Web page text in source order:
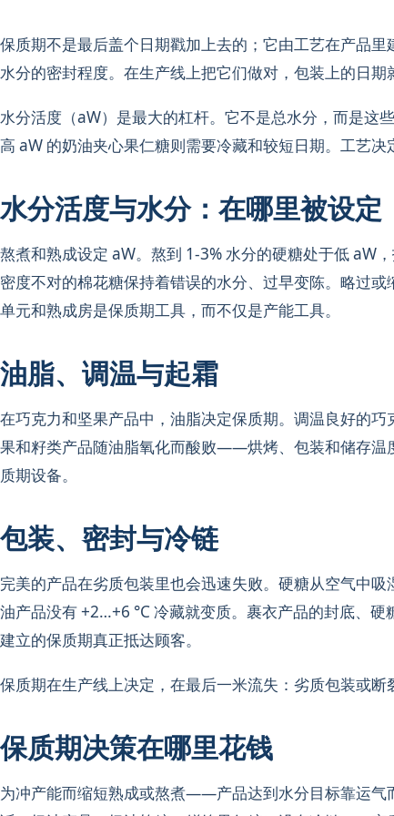
保质期不是最后盖个日期戳加上去的；它由工艺在产品
水分的密封程度。在生产线上把它们做对，包装上的日
水分活度（aW）是最大的杠杆。它不是总水分，而是这
高 aW 的奶油夹心果仁糖则需要冷藏和较短日期。工艺决
水分活度与水分：在哪里被设定
熬煮和熟成设定 aW。熬到 1-3% 水分的硬糖处于低 aW
密度不对的棉花糖保持着错误的水分、过早变陈。略过
单元和熟成房是保质期工具，而不仅是产能工具。
油脂、调温与起霜
在巧克力和坚果产品中，油脂决定保质期。调温良好的
果和籽类产品随油脂氧化而酸败——烘烤、包装和储存温
质期设备。
包装、密封与冷链
完美的产品在劣质包装里也会迅速失败。硬糖从空气中
油产品没有 +2…+6 °C 冷藏就变质。裹衣产品的封底、
建立的保质期真正抵达顾客。
保质期在生产线上决定，在最后一米流失：劣质包装或
保质期决策在哪里花钱
为冲产能而缩短熟成或熬煮——产品达到水分目标靠运